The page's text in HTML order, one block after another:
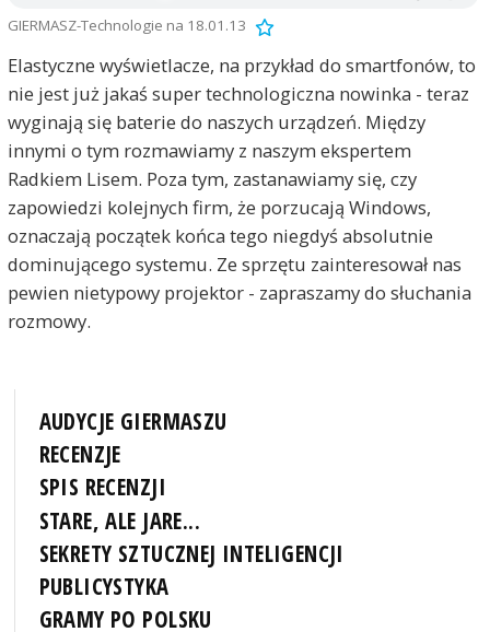
GIERMASZ-Technologie na 18.01.13
Elastyczne wyświetlacze, na przykład do smartfonów, to
nie jest już jakaś super technologiczna nowinka - teraz
wyginają się baterie do naszych urządzeń. Między
innymi o tym rozmawiamy z naszym ekspertem
Radkiem Lisem. Poza tym, zastanawiamy się, czy
zapowiedzi kolejnych firm, że porzucają Windows,
oznaczają początek końca tego niegdyś absolutnie
dominującego systemu. Ze sprzętu zainteresował nas
pewien nietypowy projektor - zapraszamy do słuchania
rozmowy.
AUDYCJE GIERMASZU
RECENZJE
SPIS RECENZJI
STARE, ALE JARE...
SEKRETY SZTUCZNEJ INTELIGENCJI
PUBLICYSTYKA
GRAMY PO POLSKU